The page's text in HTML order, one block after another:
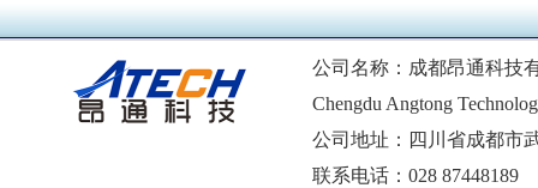
公司名称：成都昂通科技
Chengdu Angtong
公司地址：四川省成都市
联系电话：028 87448189